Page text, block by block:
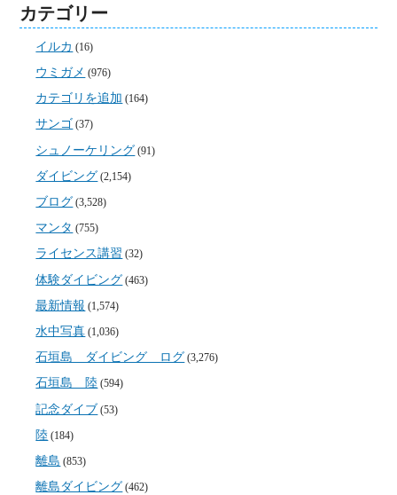
カテゴリー
イルカ (16)
ウミガメ (976)
カテゴリを追加 (164)
サンゴ (37)
シュノーケリング (91)
ダイビング (2,154)
ブログ (3,528)
マンタ (755)
ライセンス講習 (32)
体験ダイビング (463)
最新情報 (1,574)
水中写真 (1,036)
石垣島 ダイビング ログ (3,276)
石垣島 陸 (594)
記念ダイブ (53)
陸 (184)
離島 (853)
離島ダイビング (462)